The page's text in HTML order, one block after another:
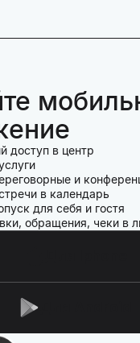
доступ в центр
и
в календарь
для себя и гостя
обращения, чеки в